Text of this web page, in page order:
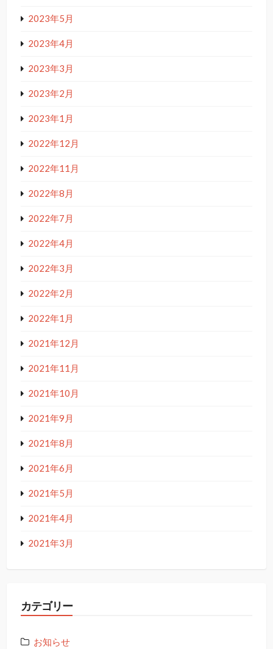
2023年5月
2023年4月
2023年3月
2023年2月
2023年1月
2022年12月
2022年11月
2022年8月
2022年7月
2022年4月
2022年3月
2022年2月
2022年1月
2021年12月
2021年11月
2021年10月
2021年9月
2021年8月
2021年6月
2021年5月
2021年4月
2021年3月
カテゴリー
お知らせ